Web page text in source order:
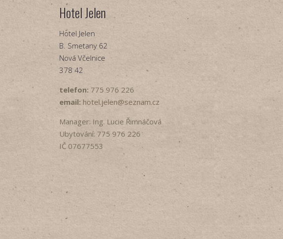
Hotel Jelen
Hotel Jelen
B. Smetany 62
Nová Včelnice
378 42
telefon: 775 976 226
email: hotel.jelen@seznam.cz
Manager: Ing. Lucie Řimnáčová
Ubytování: 775 976 226
IČ 07677553